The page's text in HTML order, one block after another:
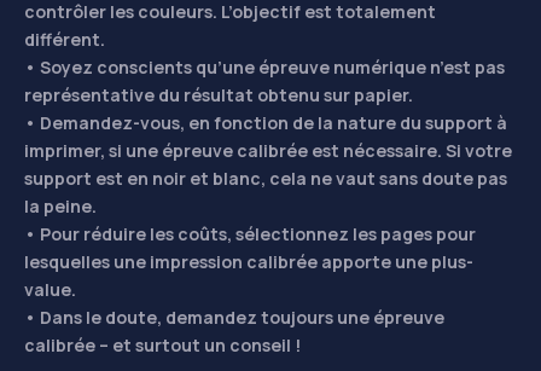
contrôler les couleurs. L’objectif est totalement
différent.
• Soyez conscients qu’une épreuve numérique n’est pas
représentative du résultat obtenu sur papier.
• Demandez-vous, en fonction de la nature du support à
imprimer, si une épreuve calibrée est nécessaire. Si votre
support est en noir et blanc, cela ne vaut sans doute pas
la peine.
• Pour réduire les coûts, sélectionnez les pages pour
lesquelles une impression calibrée apporte une plus-
value.
• Dans le doute, demandez toujours une épreuve
calibrée – et surtout un conseil !